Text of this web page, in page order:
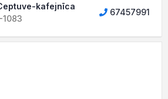
kafejnīca
1083
67457991